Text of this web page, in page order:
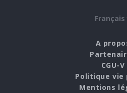
A
CGU-V
Politique vie
Mentions